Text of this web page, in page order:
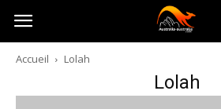
Australia-
australie.com
Accueil Lolah
Lolah